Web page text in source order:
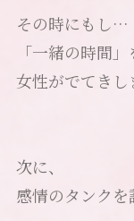
その時にもし…
「一緒の時間
女性がでてき
次に、
感情のタンクを